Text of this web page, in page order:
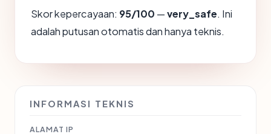
Skor kepercayaan: 95/100 —very_safe. Ini
adalah putusan otomatis dan hanya teknis.
INFORMASI TEKNIS
ALAMAT IP